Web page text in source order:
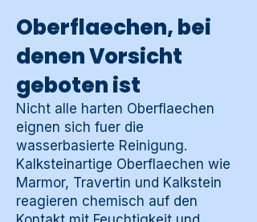
Oberflaechen, bei
denen Vorsicht
geboten ist
Nicht alle harten Oberflaechen
eignen sich fuer die
wasserbasierte Reinigung.
Kalksteinartige Oberflaechen wie
Marmor, Travertin und Kalkstein
reagieren chemisch auf den